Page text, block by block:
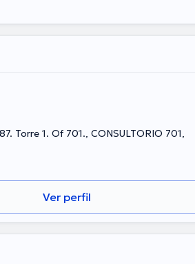
Torre 1. Of 701., CONSULTORIO 701,
Ver perfil